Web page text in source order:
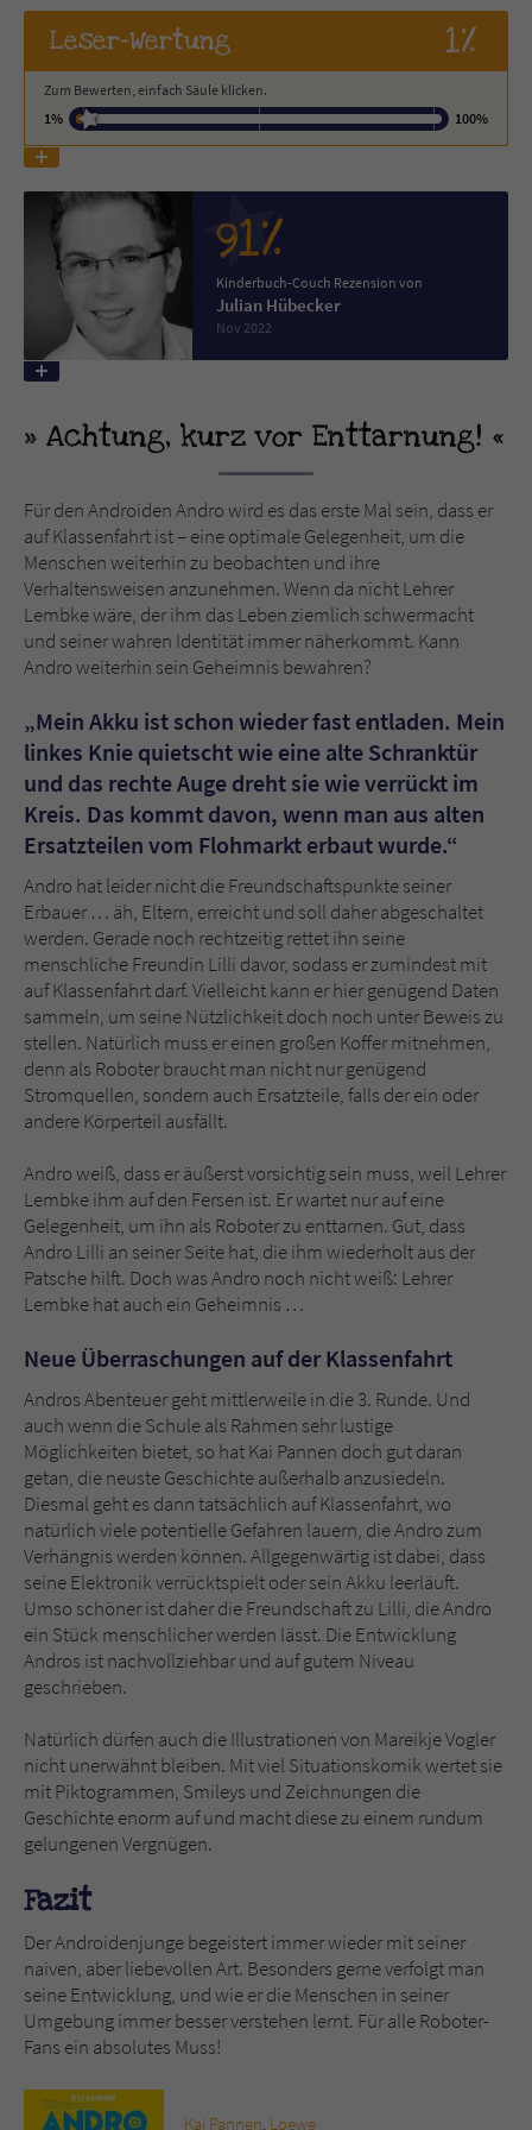
Leser-Wertung 1%
Zum Bewerten, einfach Säule klicken.
1%
100%
91%
Kinderbuch-Couch Rezension von
Julian Hübecker
Nov 2022
Achtung, kurz vor Enttarnung!
Für den Androiden Andro wird es das erste Mal sein, dass er
auf Klassenfahrt ist – eine optimale Gelegenheit, um die
Menschen weiterhin zu beobachten und ihre
Verhaltensweisen anzunehmen. Wenn da nicht Lehrer
Lembke wäre, der ihm das Leben ziemlich schwermacht
und seiner wahren Identität immer näherkommt. Kann
Andro weiterhin sein Geheimnis bewahren?
„Mein Akku ist schon wieder fast entladen. Mein
linkes Knie quietscht wie eine alte Schranktür
und das rechte Auge dreht sie wie verrückt im
Kreis. Das kommt davon, wenn man aus alten
Ersatzteilen vom Flohmarkt erbaut wurde.“
Andro hat leider nicht die Freundschaftspunkte seiner
Erbauer … äh, Eltern, erreicht und soll daher abgeschaltet
werden. Gerade noch rechtzeitig rettet ihn seine
menschliche Freundin Lilli davor, sodass er zumindest mit
auf Klassenfahrt darf. Vielleicht kann er hier genügend Daten
sammeln, um seine Nützlichkeit doch noch unter Beweis zu
stellen. Natürlich muss er einen großen Koffer mitnehmen,
denn als Roboter braucht man nicht nur genügend
Stromquellen, sondern auch Ersatzteile, falls der ein oder
andere Körperteil ausfällt.
Andro weiß, dass er äußerst vorsichtig sein muss, weil Lehrer
Lembke ihm auf den Fersen ist. Er wartet nur auf eine
Gelegenheit, um ihn als Roboter zu enttarnen. Gut, dass
Andro Lilli an seiner Seite hat, die ihm wiederholt aus der
Patsche hilft. Doch was Andro noch nicht weiß: Lehrer
Lembke hat auch ein Geheimnis …
Neue Überraschungen auf der Klassenfahrt
Andros Abenteuer geht mittlerweile in die 3. Runde. Und
auch wenn die Schule als Rahmen sehr lustige
Möglichkeiten bietet, so hat Kai Pannen doch gut daran
getan, die neuste Geschichte außerhalb anzusiedeln.
Diesmal geht es dann tatsächlich auf Klassenfahrt, wo
natürlich viele potentielle Gefahren lauern, die Andro zum
Verhängnis werden können. Allgegenwärtig ist dabei, dass
seine Elektronik verrücktspielt oder sein Akku leerläuft.
Umso schöner ist daher die Freundschaft zu Lilli, die Andro
ein Stück menschlicher werden lässt. Die Entwicklung
Andros ist nachvollziehbar und auf gutem Niveau
geschrieben.
Natürlich dürfen auch die Illustrationen von Mareikje Vogler
nicht unerwähnt bleiben. Mit viel Situationskomik wertet sie
mit Piktogrammen, Smileys und Zeichnungen die
Geschichte enorm auf und macht diese zu einem rundum
gelungenen Vergnügen.
Fazit
Der Androidenjunge begeistert immer wieder mit seiner
naiven, aber liebevollen Art. Besonders gerne verfolgt man
seine Entwicklung, und wie er die Menschen in seiner
Umgebung immer besser verstehen lernt. Für alle Roboter-
Fans ein absolutes Muss!
Kai Pannen Loewe
tx_pwcomments_ahash
Anbieter Literatur-Couch Medien GmbH & Co. KG
Laufzeit
Zweck Cookie für Kommentare einzelner Buchtitel
Name fe_typo_user
Anbieter
Zweck
Benutzer. Es wird benötigt um z. B. den
Sicherheitscode des Kontaktformulars zu
überprüfen.